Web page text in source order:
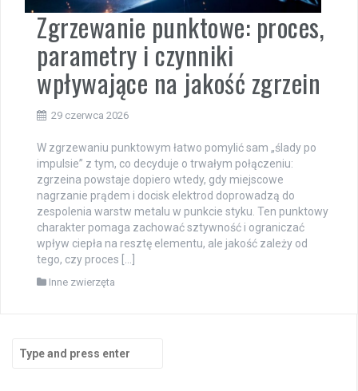
Zgrzewanie punktowe: proces,
parametry i czynniki
wpływające na jakość zgrzein
29 czerwca 2026
W zgrzewaniu punktowym łatwo pomylić sam „ślady po
impulsie” z tym, co decyduje o trwałym połączeniu:
zgrzeina powstaje dopiero wtedy, gdy miejscowe
nagrzanie prądem i docisk elektrod doprowadzą do
zespolenia warstw metalu w punkcie styku. Ten punktowy
charakter pomaga zachować sztywność i ograniczać
wpływ ciepła na resztę elementu, ale jakość zależy od
tego, czy proces […]
Inne zwierzęta
for: